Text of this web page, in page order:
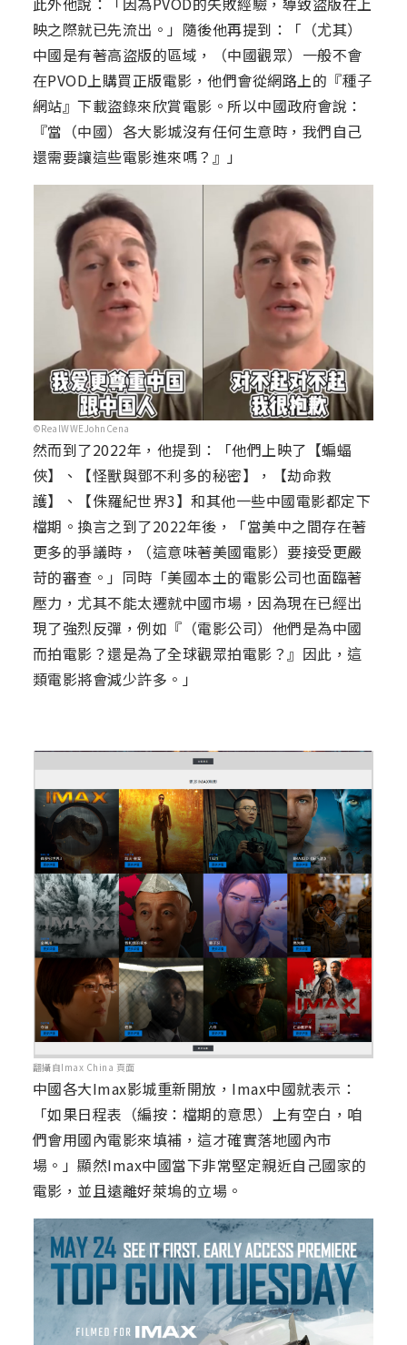
映之際就已先流出。」隨後他再提到：「（尤其）
中國是有著高盜版的區域，（中國觀眾）一般不會
在PVOD上購買正版電影，他們會從網路上的『種子
網站』下載盜錄來欣賞電影。所以中國政府會說：
『當（中國）各大影城沒有任何生意時，我們自己
還需要讓這些電影進來嗎？』」
©RealWWEJohnCena
然而到了2022年，他提到：「他們上映了【蝙蝠
俠】、【怪獸與鄧不利多的秘密】，【劫命救
護】、【侏羅紀世界3】和其他一些中國電影都定下
檔期。換言之到了2022年後，「當美中之間存在著
更多的爭議時，（這意味著美國電影）要接受更嚴
苛的審查。」同時「美國本土的電影公司也面臨著
壓力，尤其不能太遷就中國市場，因為現在已經出
現了強烈反彈，例如『（電影公司）他們是為中國
而拍電影？還是為了全球觀眾拍電影？』因此，這
類電影將會減少許多。」
翻攝自Imax China 頁面
中國各大Imax影城重新開放，Imax中國就表示：
「如果日程表（編按：檔期的意思）上有空白，咱
們會用國內電影來填補，這才確實落地國內市
場。」顯然Imax中國當下非常堅定親近自己國家的
電影，並且遠離好萊塢的立場。